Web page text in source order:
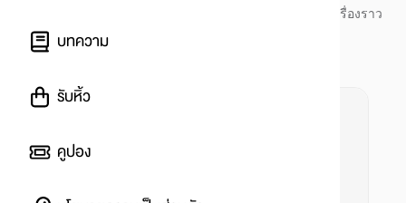
บทความ
รับหิ้ว
คูปอง
ปันโปร PUNPRO ที่ 1 ด้านโปรโมชัน อัปเดตและติดตามทุกเรื่องราว
โปรโมชัน